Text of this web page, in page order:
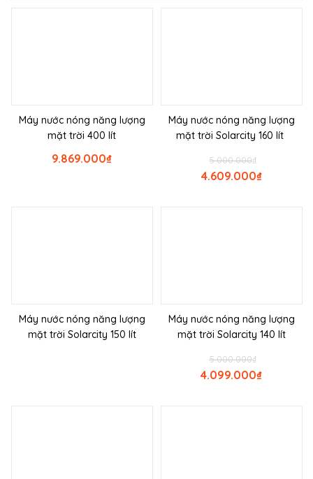
Máy nước nóng năng lượng
mặt trời 400 lít
₫
9.869.000
Máy nước nóng năng lượng
mặt trời Solarcity 160 lít
₫
5.000.000
₫
4.609.000
Máy nước nóng năng lượng
mặt trời Solarcity 150 lít
Máy nước nóng năng lượng
mặt trời Solarcity 140 lít
₫
5.000.000
₫
4.099.000